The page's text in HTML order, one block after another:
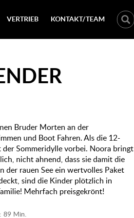
VERTRIEB KONTAKT/TEAM
Bruder Morten an der
und Boot Fahren. Als die 12-
Sommeridylle vorbei. Noora bringt
nicht ahnend, dass sie damit die
der rauen See ein wertvolles Paket
sind die Kinder plötzlich in
Mehrfach preisgekrönt!
89 Min.